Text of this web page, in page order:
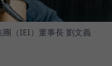
（IEI）董事長 劉文義